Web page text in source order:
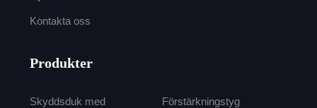
Kontakta oss
Produkter
Skyddsduk med
Förstärkningstyg